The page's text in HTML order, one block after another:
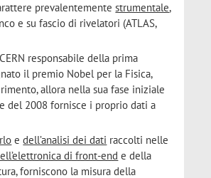
prevalentementestrumentale,
e su fascio di rivelatori (ATLAS,
responsabile della prima
il premio Nobel per la Fisica,
allora nella sua fase iniziale
del 2008 fornisce i proprio dati a
edell’analisi dei dati raccolti nelle
di front-end e della
forniscono la misura della